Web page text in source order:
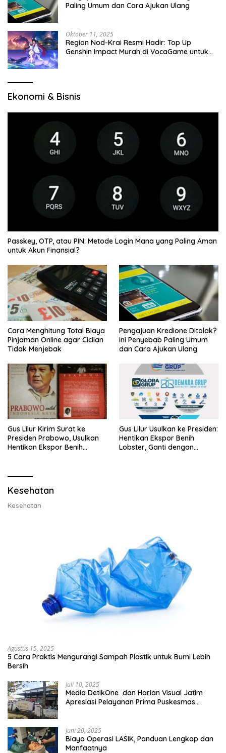
Paling Umum dan Cara Ajukan Ulang
Oktober 11, 2025
Region Nod-Krai Resmi Hadir: Top Up
Genshin Impact Murah di VocaGame untuk
Ekonomi & Bisnis
Passkey, OTP, atau PIN: Metode Login Mana yang Paling Aman
untuk Akun Finansial?
Cara Menghitung Total Biaya
Pinjaman Online agar Cicilan
Tidak Menjebak
Pengajuan Kredione Ditolak?
Ini Penyebab Paling Umum
dan Cara Ajukan Ulang
Gus Lilur Kirim Surat ke
Presiden Prabowo, Usulkan
Hentikan Ekspor Benih
Gus Lilur Usulkan ke Presiden:
Hentikan Ekspor Benih
Lobster, Ganti dengan
Kesehatan
Kesehatan
Agustus 15, 2025
5 Cara Praktis Mengurangi Sampah Plastik untuk Bumi Lebih
Bersih
Juli 10, 2025
Media DetikOne dan Harian Visual Jatim
Apresiasi Pelayanan Prima Puskesmas
Juni 20, 2025
Biaya Operasi LASIK, Panduan Lengkap dan
Manfaatnya